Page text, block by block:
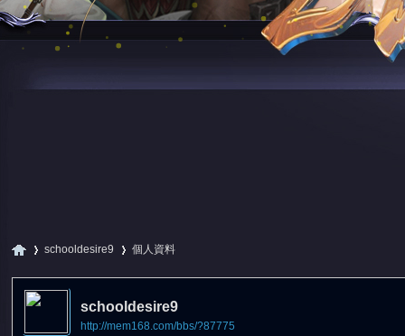
schooldesire9
›
個人資料
schooldesire9
http://mem168.com/bbs/?87775